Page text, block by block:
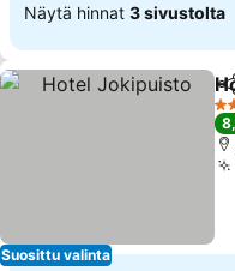
Näytä hinnat 3 sivustolta
Suosittu valinta
3